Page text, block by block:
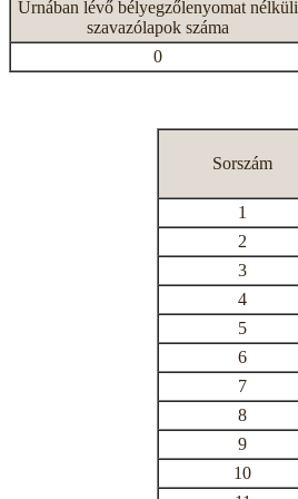
Urnában lévő bélyegzőlenyomat nélküli
szavazólapok száma
0
Sorszám
1
2
3
4
5
6
7
8
9
10